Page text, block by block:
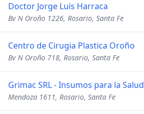
Doctor Jorge Luis Harraca
Bv N Oroño 1226, Rosario, Santa Fe
Centro de Cirugia Plastica Oroño
Bv N Oroño 718, Rosario, Santa Fe
Grimac SRL - Insumos para la Salud
Mendoza 1611, Rosario, Santa Fe